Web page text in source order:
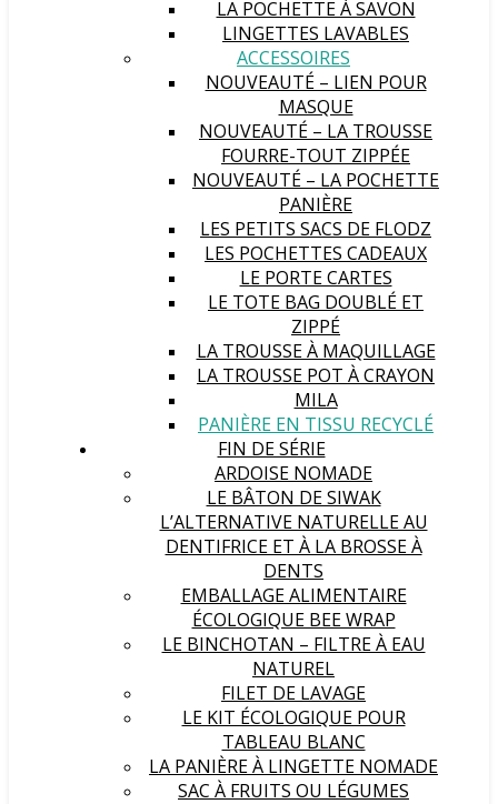
LA POCHETTE À SAVON
LINGETTES LAVABLES
ACCESSOIRES
NOUVEAUTÉ – LIEN POUR
MASQUE
NOUVEAUTÉ – LA TROUSSE
FOURRE-TOUT ZIPPÉE
NOUVEAUTÉ – LA POCHETTE
PANIÈRE
LES PETITS SACS DE FLODZ
LES POCHETTES CADEAUX
LE PORTE CARTES
LE TOTE BAG DOUBLÉ ET
ZIPPÉ
LA TROUSSE À MAQUILLAGE
LA TROUSSE POT À CRAYON
MILA
PANIÈRE EN TISSU RECYCLÉ
FIN DE SÉRIE
ARDOISE NOMADE
LE BÂTON DE SIWAK
L’ALTERNATIVE NATURELLE AU
DENTIFRICE ET À LA BROSSE À
DENTS
EMBALLAGE ALIMENTAIRE
ÉCOLOGIQUE BEE WRAP
LE BINCHOTAN – FILTRE À EAU
NATUREL
FILET DE LAVAGE
LE KIT ÉCOLOGIQUE POUR
TABLEAU BLANC
LA PANIÈRE À LINGETTE NOMADE
SAC À FRUITS OU LÉGUMES